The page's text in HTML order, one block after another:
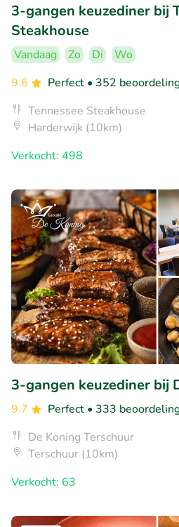
3-gangen keuzediner bij
Steakhouse
Vandaag Zo Di
Wo
9.6
Perfect • 352
Tennessee Steakhouse
Harderwijk (10km)
Verkocht: 498
3-gangen keuzediner bij
9.7 Perfect • 333
De Koning Terschuur
Terschuur (10km)
Verkocht: 63